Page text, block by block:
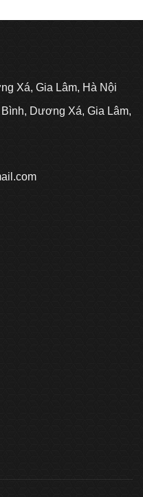
Xá, Gia Lâm, Hà Nội
Dương Xá, Gia Lâm,